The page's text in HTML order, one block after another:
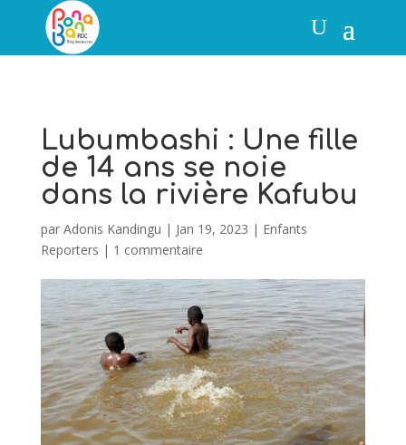
Lubumbashi : Une fille
de 14 ans se noie
dans la rivière Kafubu
par Adonis Kandingu | Jan 19, 2023 | Enfants
Reporters | 1 commentaire